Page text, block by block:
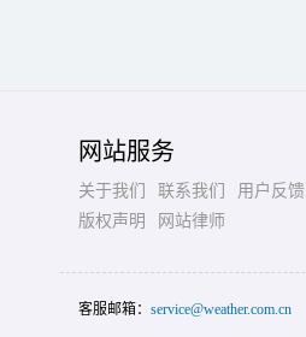
网站服务
关于我们 联系我们
用户反馈
版权声明
网站律师
客服邮箱： service@weather.com.cn